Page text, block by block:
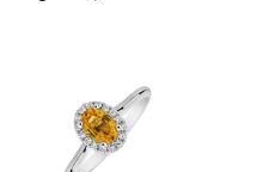
ALO diamonds,
Roztylská 2321/19, 148 00